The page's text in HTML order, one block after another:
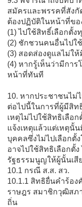
สมัครและพรรคที่สังกั
ต้องปฏิบัติในหน้าที่ขอ
(1) ไปใช้สิทธิ์เลือกตั้ง
(2) ชักชวนคนอื่นไปใ
(3) สอดส่องดูแลไม่ให้
(4) หากรู้เห็นว่ามีการ
หน้าที่ทันที
10. หากประชาชนไม่
ต่อไปนี้ในการที่ผู้มีสิท
เหตุไม่ไปใช้สิทธิเลือ
แจ้งเหตุแล้วแต่เหตุนั้
บุคคลซึ่งไม่ไปเลือกตั้
อาจไปใช้สิทธิเลือกตั้
รัฐธรรมนูญให้ผู้นั้นเสี
10.1 กรณี ส.ส. สว.
10.1.1 สิทธิยื่นคำร้อ
ราษฎร สมาชิกวุฒิสภ
ถิ่น